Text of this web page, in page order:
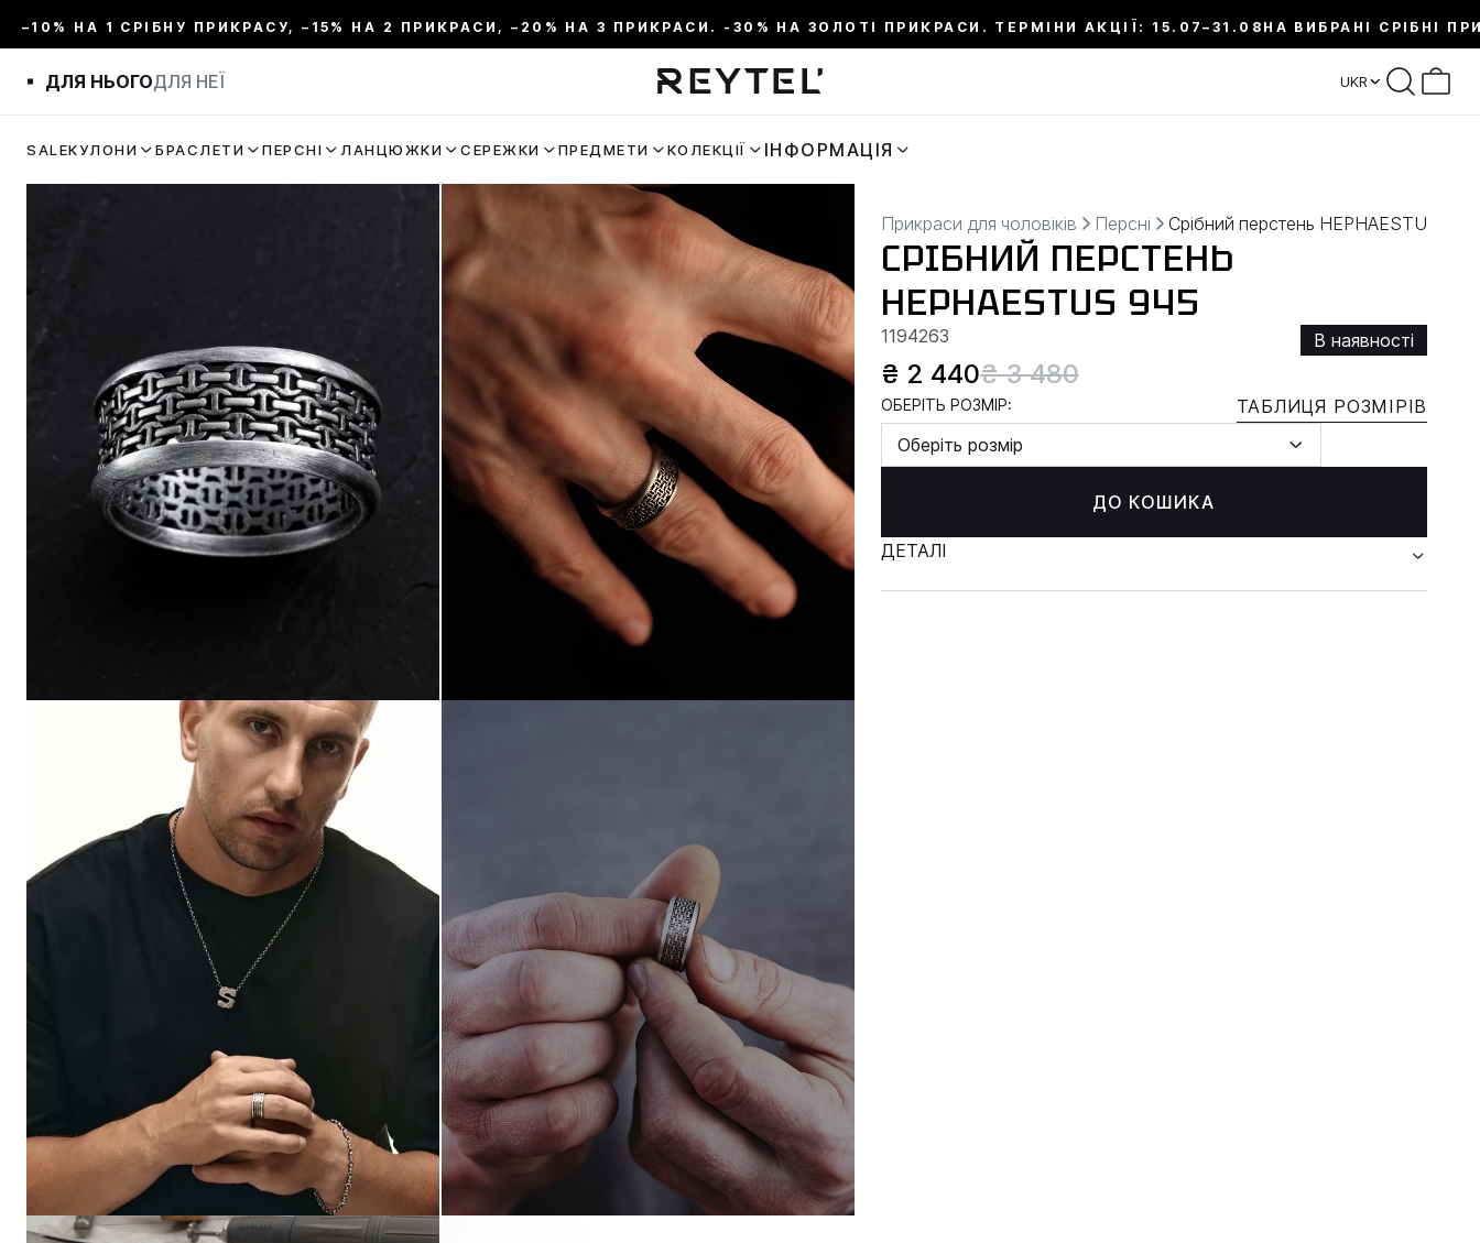
–10% НА 1 СРІБНУ ПРИКРАСУ, –15% НА 2 ПРИКРАСИ, –20% НА 3 ПРИКРАСИ. -30% НА ЗОЛОТІ ПРИКРАСИ. ТЕРМІНИ АКЦІЇ: 15.07–31.08 НА ВИБРАНІ СРІБНІ
ДЛЯ НЬОГОДЛЯ НЕЇ UKR
SALEКУЛОНИ БРАСЛЕТИ ПЕРСНІ ЛАНЦЮЖКИ СЕРЕЖКИ ПРЕДМЕТИ КОЛЕКЦІЇ ІНФОРМАЦІЯ
Прикраси для чоловіків Персні Срібний перстень HEPHAESTUS
СРІБНИЙ ПЕРСТЕНЬ
HEPHAESTUS 945
1194263 В наявності
₴ 2 440₴ 3 480
ОБЕРІТЬ РОЗМІР:
ТАБЛИЦЯ РОЗМІРІВ
Оберіть розмір
ДО КОШИКА
ДЕТАЛІ